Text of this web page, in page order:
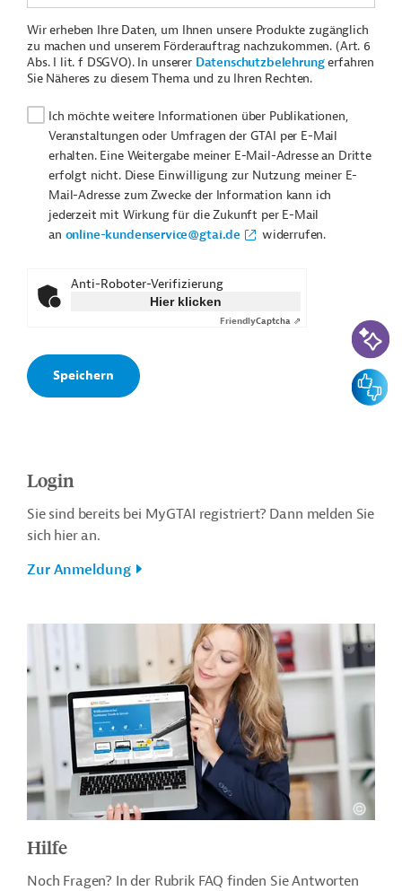
Wir erheben Ihre Daten, um Ihnen unsere Produkte zugänglich
zu machen und unserem Förderauftrag nachzukommen. (Art. 6
Abs. I lit. f DSGVO). In unserer Datenschutzbelehrungerfahren
Sie Näheres zu diesem Thema und zu Ihren Rechten.
Ich möchte weitere Informationen über Publikationen,
Veranstaltungen oder Umfragen der GTAI per E-Mail
erhalten. Eine Weitergabe meiner E-Mail-Adresse an Dritte
erfolgt nicht. Diese Einwilligung zur Nutzung meiner E-
Mail-Adresse zum Zwecke der Information kann ich
jederzeit mit Wirkung für die Zukunft per E-Mail
an online-kundenservice@gtai.de widerrufen.
Anti-Roboter-Verifizierung
Hier klicken
FriendlyCaptcha ⇗
Login
Sie sind bereits bei MyGTAI registriert? Dann melden Sie
sich hier an.
Zur Anmeldung
Hilfe
Noch Fragen? In der Rubrik FAQ finden Sie Antworten
KI-